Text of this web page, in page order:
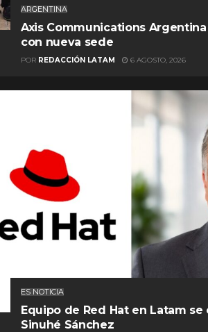
ARGENTINA
Axis Communications
con nueva sede
POR REDACCIÓN LATAM 6 AGOSTO, 2026
ES NOTICIA
Equipo de Red Hat en Latam
Sinuhé Sánchez